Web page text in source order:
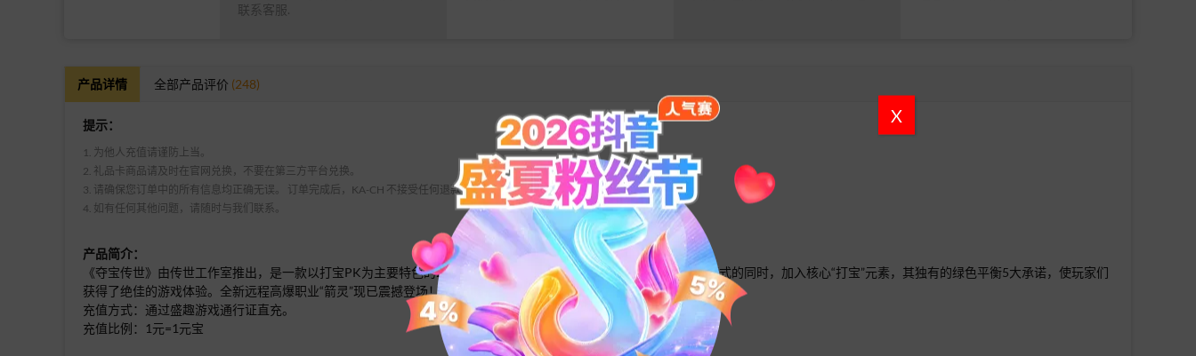
X
联系客服.
产品详情 全部产品评价 (248)
提示：
1. 为他人充值请谨防上当。
2. 礼品卡商品请及时在官网兑换，不要在第三方平台兑换。
3. 请确保您订单中的所有信息均正确无误。 订单完成后，KA-CH 不接受任何退款请求。
4. 如有任何其他问题，请随时与我们联系。
产品简介：
《夺宝传世》由传世工作室推出，是一款以打宝PK为主要特色的2D精品网游。游戏在延续了传世系列游戏经典PK模式的同时，加入核心“打宝”元素，其独有的绿色平衡5大承诺，使玩家们
获得了绝佳的游戏体验。全新远程高爆职业“箭灵”现已震撼登场！
充值方式：通过盛趣游戏通行证直充。
充值比例：1元=1元宝